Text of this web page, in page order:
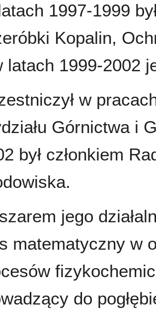
1997-1999
Kopalin,
latach 1999-2002
w
Górnictwa i
był członkiem
jego
matematyczny w
do